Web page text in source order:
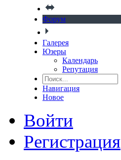
Форум
Галерея
Юзеры
Календарь
Репутация
Навигация
Новое
Войти
Регистрация